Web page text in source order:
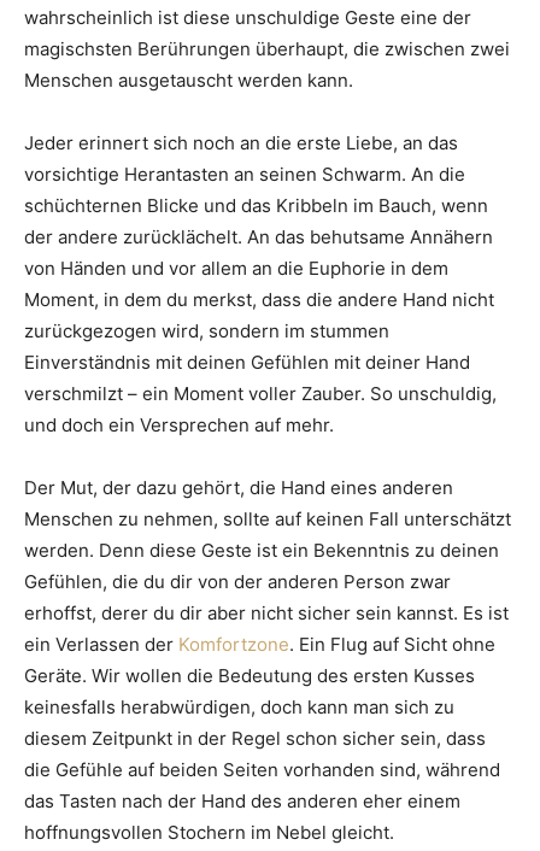
wahrscheinlich ist diese unschuldige Geste eine der
magischsten Berührungen überhaupt, die zwischen zwei
Menschen ausgetauscht werden kann.
Jeder erinnert sich noch an die erste Liebe, an das
vorsichtige Herantasten an seinen Schwarm. An die
schüchternen Blicke und das Kribbeln im Bauch, wenn
der andere zurücklächelt. An das behutsame Annähern
von Händen und vor allem an die Euphorie in dem
Moment, in dem du merkst, dass die andere Hand nicht
zurückgezogen wird, sondern im stummen
Einverständnis mit deinen Gefühlen mit deiner Hand
verschmilzt – ein Moment voller Zauber. So unschuldig,
und doch ein Versprechen auf mehr.
Der Mut, der dazu gehört, die Hand eines anderen
Menschen zu nehmen, sollte auf keinen Fall unterschätzt
werden. Denn diese Geste ist ein Bekenntnis zu deinen
Gefühlen, die du dir von der anderen Person zwar
erhoffst, derer du dir aber nicht sicher sein kannst. Es ist
ein Verlassen der Komfortzone. Ein Flug auf Sicht ohne
Geräte. Wir wollen die Bedeutung des ersten Kusses
keinesfalls herabwürdigen, doch kann man sich zu
diesem Zeitpunkt in der Regel schon sicher sein, dass
die Gefühle auf beiden Seiten vorhanden sind, während
das Tasten nach der Hand des anderen eher einem
hoffnungsvollen Stochern im Nebel gleicht.